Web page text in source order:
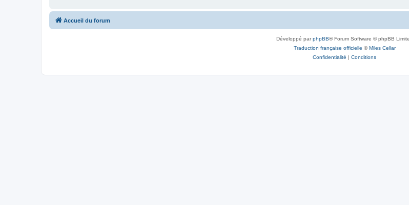
Accueil du forum
Développé parphpBB® Forum Software © phpBB
Traduction française officielle ©Miles Cellar
Confidentialité | Conditions